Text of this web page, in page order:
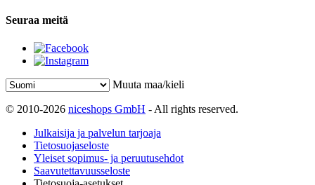
Seuraa meitä
Muuta maa/kieli
© 2010-2026 niceshops GmbH - All rights reserved.
Julkaisija ja palvelun tarjoaja
Tietosuojaseloste
Yleiset sopimus- ja peruutusehdot
Saavutettavuusseloste